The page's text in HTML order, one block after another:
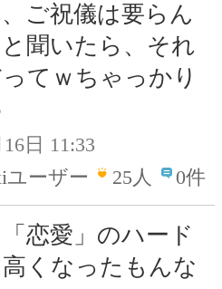
ご祝儀は要らん
聞いたら、それ
てｗちゃっかり
日 11:33
ユーザー
25人 0件
恋愛」のハード
くなったもんな